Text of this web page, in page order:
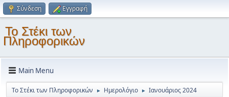
Σύνδεση Εγγραφή
Το Στέκι των
Πληροφορικών
Main Menu
Το Στέκι των Πληροφορικών ► Ημερολόγιο ► Ιανουάριος 2024